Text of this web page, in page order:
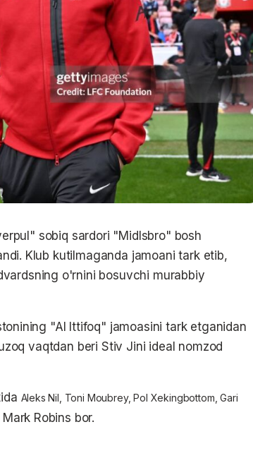
sobiq sardori "Midlsbro" bosh
Klub kutilmaganda jamoani tark etib,
o'rnini bosuvchi murabbiy
"Al Ittifoq" jamoasini tark etganidan
vaqtdan beri Stiv Jini ideal nomzod
Aleks Nil, Toni Moubrey, Pol Xekingbottom, Gari
Robins bor.